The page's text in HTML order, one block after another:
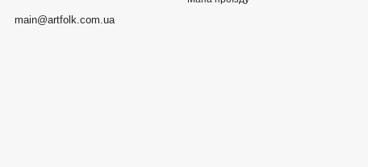
main@artfolk.com.ua